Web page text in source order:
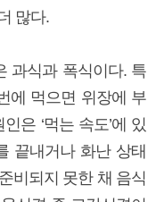
많다.
과식과 폭식이다. 특
에 먹으면 위장에 부
은 ‘먹는 속도’에 있
끝내거나 화난 상태
비되지 못한 채 음식